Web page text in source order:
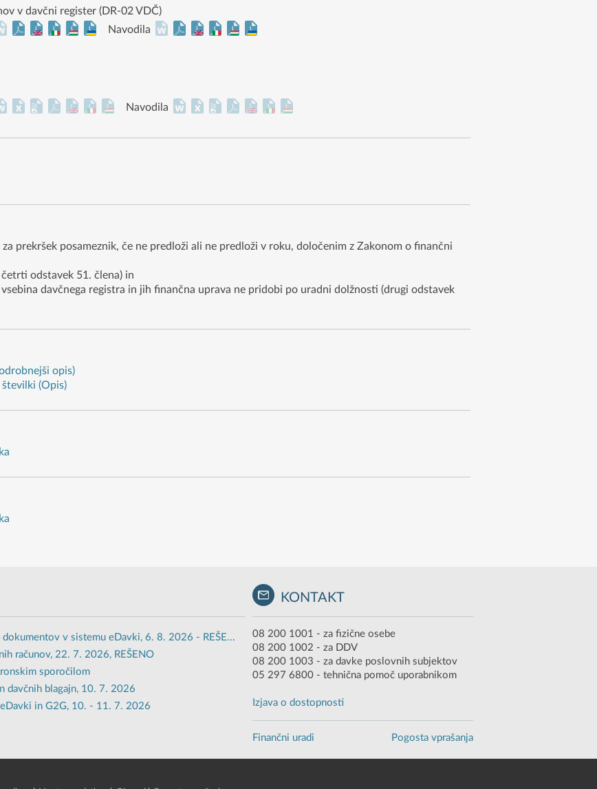
v davčni register (DR-02 VDČ)
Navodila
Navodila
prekršek posameznik, če ne predloži ali ne predloži v roku, določenim z Zakonom o finančni
odstavek 51. člena) in
davčnega registra in jih finančna uprava ne pridobi po uradni dolžnosti (drugi odstavek
opis)
(Opis)
v sistemu eDavki, 6. 8. 2026 - REŠE...
računov, 22. 7. 2026, REŠENO
sporočilom
davčnih blagajn, 10. 7. 2026
in G2G, 10. - 11. 7. 2026
KONTAKT
08 200 1001 - za fizične osebe
08 200 1002 - za DDV
08 200 1003 - za davke poslovnih subjektov
05 297 6800 - tehnična pomoč uporabnikom
Izjava o dostopnosti
Finančni uradi Pogosta vprašanja